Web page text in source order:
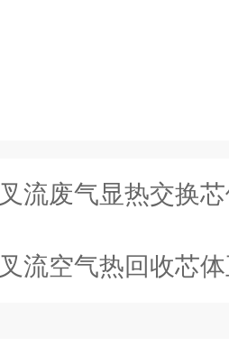
叉流废气显热交换
叉流空气热回收芯